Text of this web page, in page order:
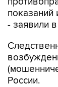
- заявили
России.